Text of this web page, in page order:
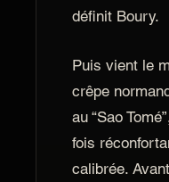
définit Boury.
Puis vient le
crêpe
au “Sao
fois
calibrée.